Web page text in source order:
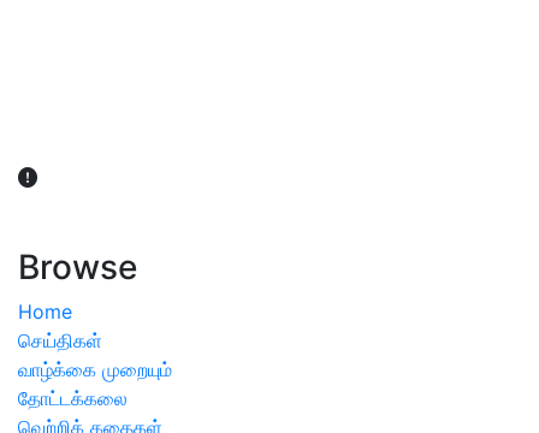
Browse
Home
செய்திகள்
வாழ்க்கை முறையும்
தோட்டக்கலை
வெற்றிக் கதைகள்